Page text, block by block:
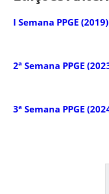
I Semana PPGE
2ª Semana PPGE
3ª Semana PPGE